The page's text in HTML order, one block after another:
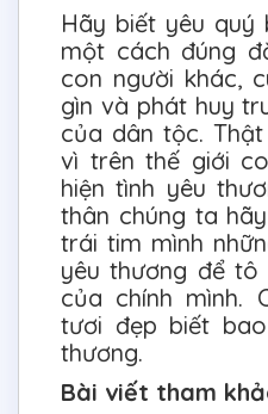
Hãy biết yêu quý
một cách đúng
con người khác,
gìn và phát huy
của dân tộc.
vì trên thế giới
hiện tình yêu
thân chúng ta
trái tim mình
yêu thương để
của chính mình.
tươi đẹp biết
thương.
Bài viết tham